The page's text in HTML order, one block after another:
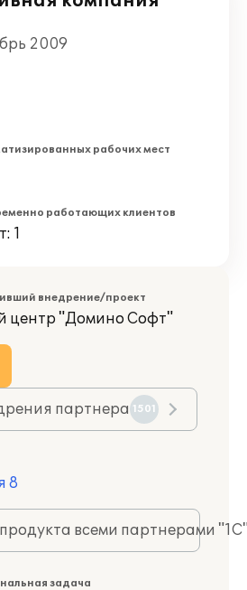
2009
рабочих мест
работающих клиентов
1
внедрение/проект
центр "Домино Софт"
партнера 1501
8
всеми партнерами
задача